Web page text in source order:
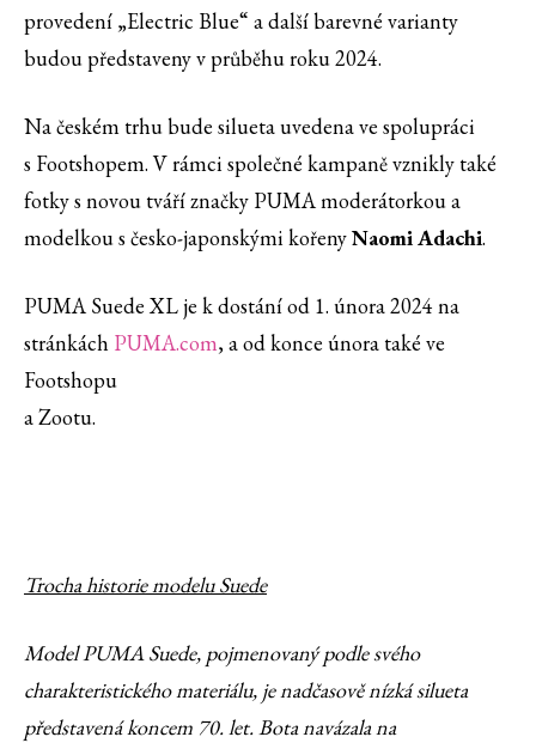
provedení „Electric Blue“ a další barevné varianty
budou představeny v průběhu roku 2024.
Na českém trhu bude silueta uvedena ve spolupráci
s Footshopem. V rámci společné kampaně vznikly také
fotky s novou tváří značky PUMA moderátorkou a
modelkou s česko-japonskými kořenyNaomi Adachi.
PUMA Suede XL je k dostání od 1. února 2024 na
stránkách PUMA.com, a od konce února také ve
Footshopu
a Zootu.
Trocha historie modelu Suede
Model PUMA Suede, pojmenovaný podle svého
charakteristického materiálu, je nadčasově nízká silueta
představená koncem 70. let. Bota navázala na